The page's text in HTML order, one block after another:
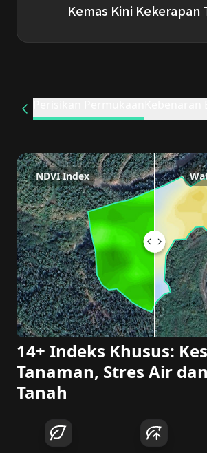
Kemas Kini Kekerapan
Kebenaran
NDVI Index
14+ Indeks Khusus:
Tanaman, Stres Air
Tanah